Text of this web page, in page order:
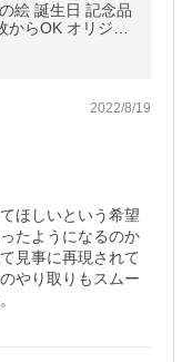
絵 誕生日 記念品
らOK オリジナ
2022/8/19
ほしいという希望
たようになるのか
見事に再現されて
やり取りもスムー